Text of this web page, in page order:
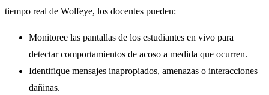
tiempo real de Wolfeye, los docentes pueden:
Monitoree las pantallas de los estudiantes en vivo para
detectar comportamientos de acoso a medida que ocurren.
Identifique mensajes inapropiados, amenazas o interacciones
dañinas.